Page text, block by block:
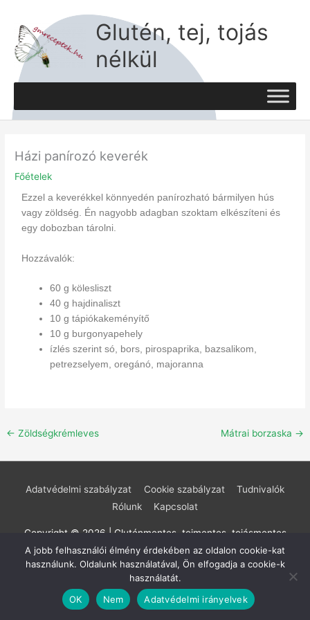
content
Glutén, tej, tojás
nélkül
Házi panírozó keverék
Főételek
Ezzel a keverékkel könnyedén panírozható bármilyen hús
vagy zöldség. Én nagyobb adagban szoktam elkészíteni és
egy dobozban tárolni.
Hozzávalók:
60 g kölesliszt
40 g hajdinaliszt
10 g tápiókakeményítő
10 g burgonyapehely
ízlés szerint só, bors, pirospaprika, bazsalikom,
petrezselyem, oregánó, majoranna
← Zöldségkrémleves Mátrai borzaska →
Adatvédelmi szabályzat Cookie szabályzat
Tudnivalók
Rólunk
Kapcsolat
Copyright © 2026 | Gluténmentes, tejmentes, tojásmentes
receptek
A jobb felhasználói élmény érdekében az oldalon cookie-kat
használunk. Oldalunk használatával, Ön elfogadja a cookie-k
használatát.
OK
Nem Adatvédelmi irányelvek